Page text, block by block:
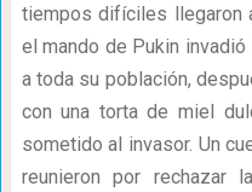
tiempos difíciles llegaron
el mando de Pukin
a toda su población,
con una torta de miel
sometido al invasor. Un
reunieron por rechazar